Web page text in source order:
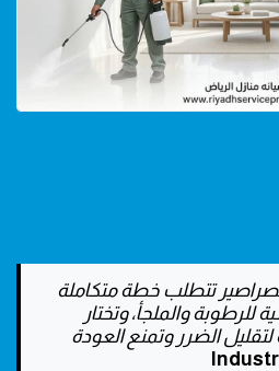
تتطلب خطة متكاملة
للرطوبة والملجأ، وتختار
لتقليل الضرر وتمنع العودة